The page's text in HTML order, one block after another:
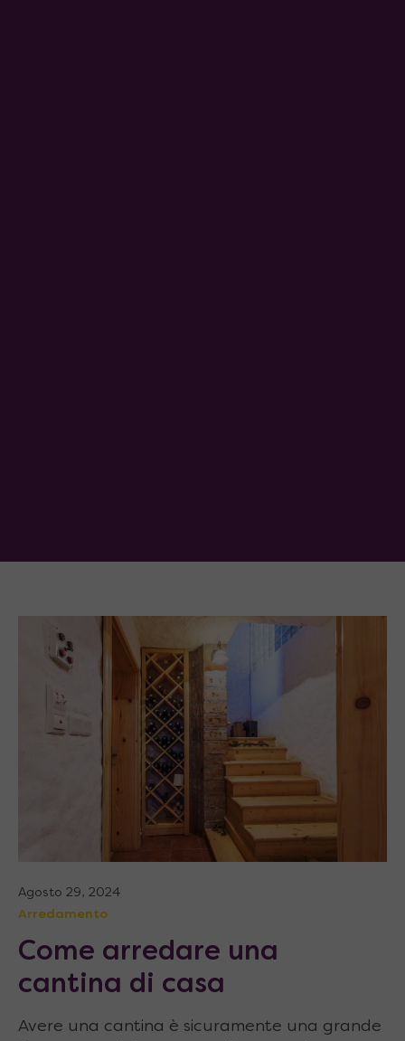
Agosto 29, 2024
Arredamento
Come arredare una
cantina di casa
Avere una cantina è sicuramente una grande